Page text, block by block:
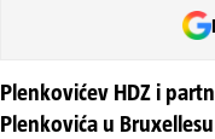
Plenkovićev HDZ i
Plenkovića u